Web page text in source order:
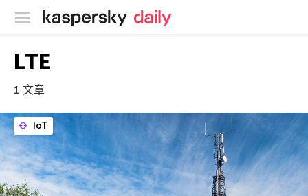
卡巴斯基官方博客
LTE
1 文章
IoT